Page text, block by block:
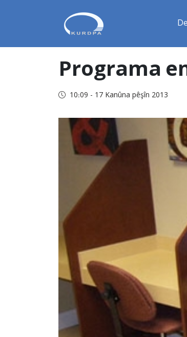
Programa
10:09 - 17 Kanûna pêşîn 2013